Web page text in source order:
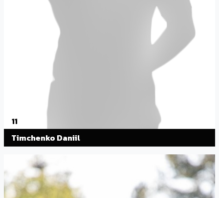
11
Timchenko Daniil